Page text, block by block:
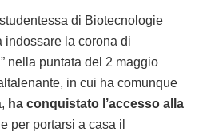
di Biotecnologie
indossare la corona di
nella puntata del 2 maggio
in cui ha comunque
ha conquistato l’accesso alla
per portarsi a casa il